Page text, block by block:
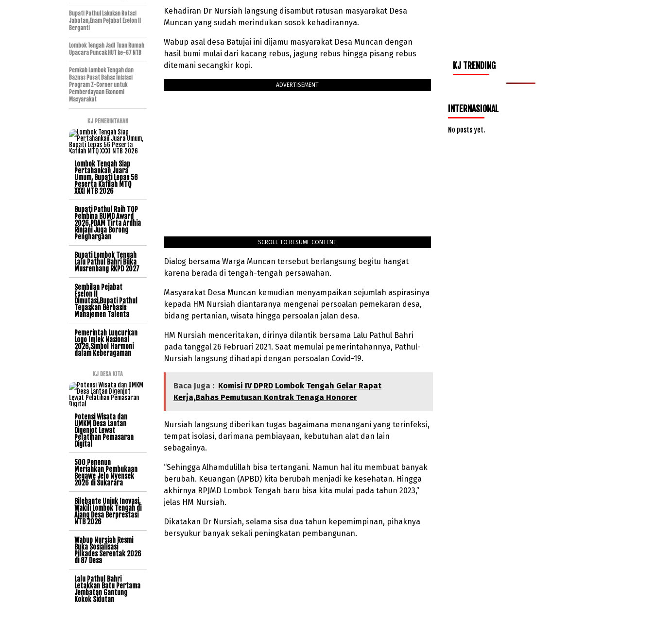
Kehadiran Dr Nursiah langsung disambut ratusan masyarakat Desa
Muncan yang sudah merindukan sosok kehadirannya.
Wabup asal desa Batujai ini dijamu masyarakat Desa Muncan dengan
hasil bumi mulai dari kacang rebus, jagung rebus hingga pisang rebus
ditemani secangkir kopi.
ADVERTISEMENT
SCROLL TO RESUME CONTENT
Dialog bersama Warga Muncan tersebut berlangsung begitu hangat
karena berada di tengah-tengah persawahan.
Masyarakat Desa Muncan kemudian menyampaikan sejumlah aspirasinya
kepada HM Nursiah diantaranya mengenai persoalan pemekaran desa,
bidang pertanian, wisata hingga persoalan jalan desa.
HM Nursiah menceritakan, dirinya dilantik bersama Lalu Pathul Bahri
pada tanggal 26 Februari 2021. Saat memulai pemerintahannya, Pathul-
Nursiah langsung dihadapi dengan persoalan Covid-19.
Baca Juga : Komisi IV DPRD Lombok Tengah Gelar Rapat
Kerja,Bahas Pemutusan Kontrak Tenaga Honorer
Nursiah langsung diberikan tugas bagaimana menangani yang terinfeksi,
tempat isolasi, darimana pembiayaan, kebutuhan alat dan lain
sebagainya.
“Sehingga Alhamdulillah bisa tertangani. Namun hal itu membuat banyak
berubah. Keuangan (APBD) kita berubah menjadi ke kesehatan. Hingga
akhirnya RPJMD Lombok Tengah baru bisa kita mulai pada tahun 2023,”
jelas HM Nursiah.
Dikatakan Dr Nursiah, selama sisa dua tahun kepemimpinan, pihaknya
bersyukur banyak sekali peningkatan pembangunan.
Bupati Pathul Lakukan Rotasi
Jabatan,Enam Pejabat Eselon II
Berganti
Lombok Tengah Jadi Tuan Rumah
Upacara Puncak HUT ke-67 NTB
Pemkab Lombok Tengah dan
Baznas Pusat Bahas Inisiasi
Program Z-Corner untuk
Pemberdayaan Ekonomi
Masyarakat
KJ PEMERINTAHAN
Lombok Tengah Siap
Pertahankan Juara
Umum, Bupati Lepas 56
Peserta Kafilah MTQ
XXXI NTB 2026
Bupati Pathul Raih TOP
Pembina BUMD Award
2026,PDAM Tirta Ardhia
Rinjani Juga Borong
Penghargaan
Bupati Lombok Tengah
Lalu Pathul Bahri Buka
Musrenbang RKPD 2027
Sembilan Pejabat
Eselon II
Dimutasi,Bupati Pathul
Tegaskan Berbasis
Manajemen Talenta
Pemerintah Luncurkan
Logo Imlek Nasional
2026,Simbol Harmoni
dalam Keberagaman
KJ DESA KITA
Potensi Wisata dan
UMKM Desa Lantan
Digenjot Lewat
Pelatihan Pemasaran
Digital
500 Penenun
Meriahkan Pembukaan
Begawe Jelo Nyensek
2026 di Sukarara
Bilebante Unjuk Inovasi,
Wakili Lombok Tengah di
Ajang Desa Berprestasi
NTB 2026
Wabup Nursiah Resmi
Buka Sosialisasi
Pilkades Serentak 2026
di 87 Desa
Lalu Pathul Bahri
Letakkan Batu Pertama
Jembatan Gantung
Kokok Sidutan
KJ TRENDING
INTERNASIONAL
No posts yet.